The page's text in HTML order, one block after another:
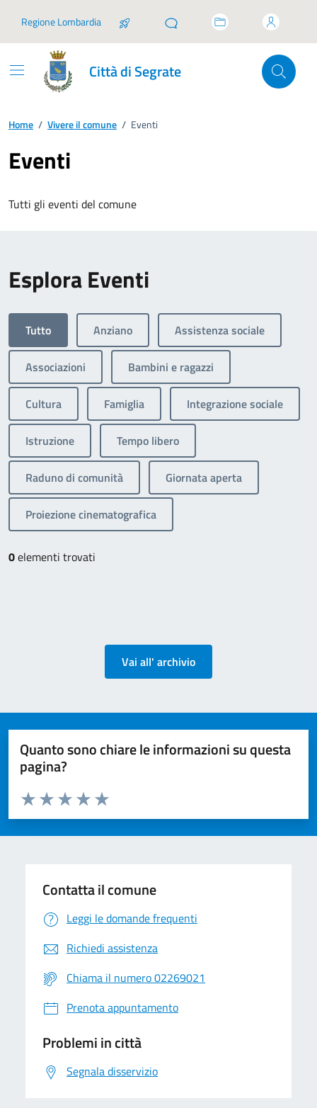
Regione Lombardia
Città di Segrate
Home / Vivere il comune / Eventi
Eventi
Tutti gli eventi del comune
Esplora Eventi
Tutto Anziano Assistenza sociale
Associazioni Bambini e ragazzi
Cultura Famiglia Integrazione sociale
Istruzione Tempo libero
Raduno di comunità Giornata aperta
Proiezione cinematografica
0elementi trovati
Vai all' archivio
Quanto sono chiare le informazioni su questa
pagina?
Valuta da 1 a 5 stelle la pagina
Valuta 5 stelle su 5
Valuta 4 stelle su 5
Valuta 3 stelle su 5
Valuta 2 stelle su 5
Valuta 1 stelle su 5
Contatta il comune
Leggi le domande frequenti
Richiedi assistenza
Chiama il numero 02269021
Prenota appuntamento
Problemi in città
Segnala disservizio